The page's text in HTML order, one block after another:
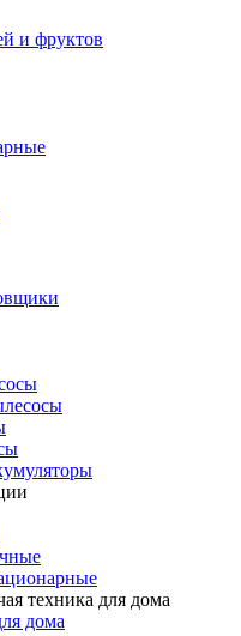
и фруктов
техника для дома
дома